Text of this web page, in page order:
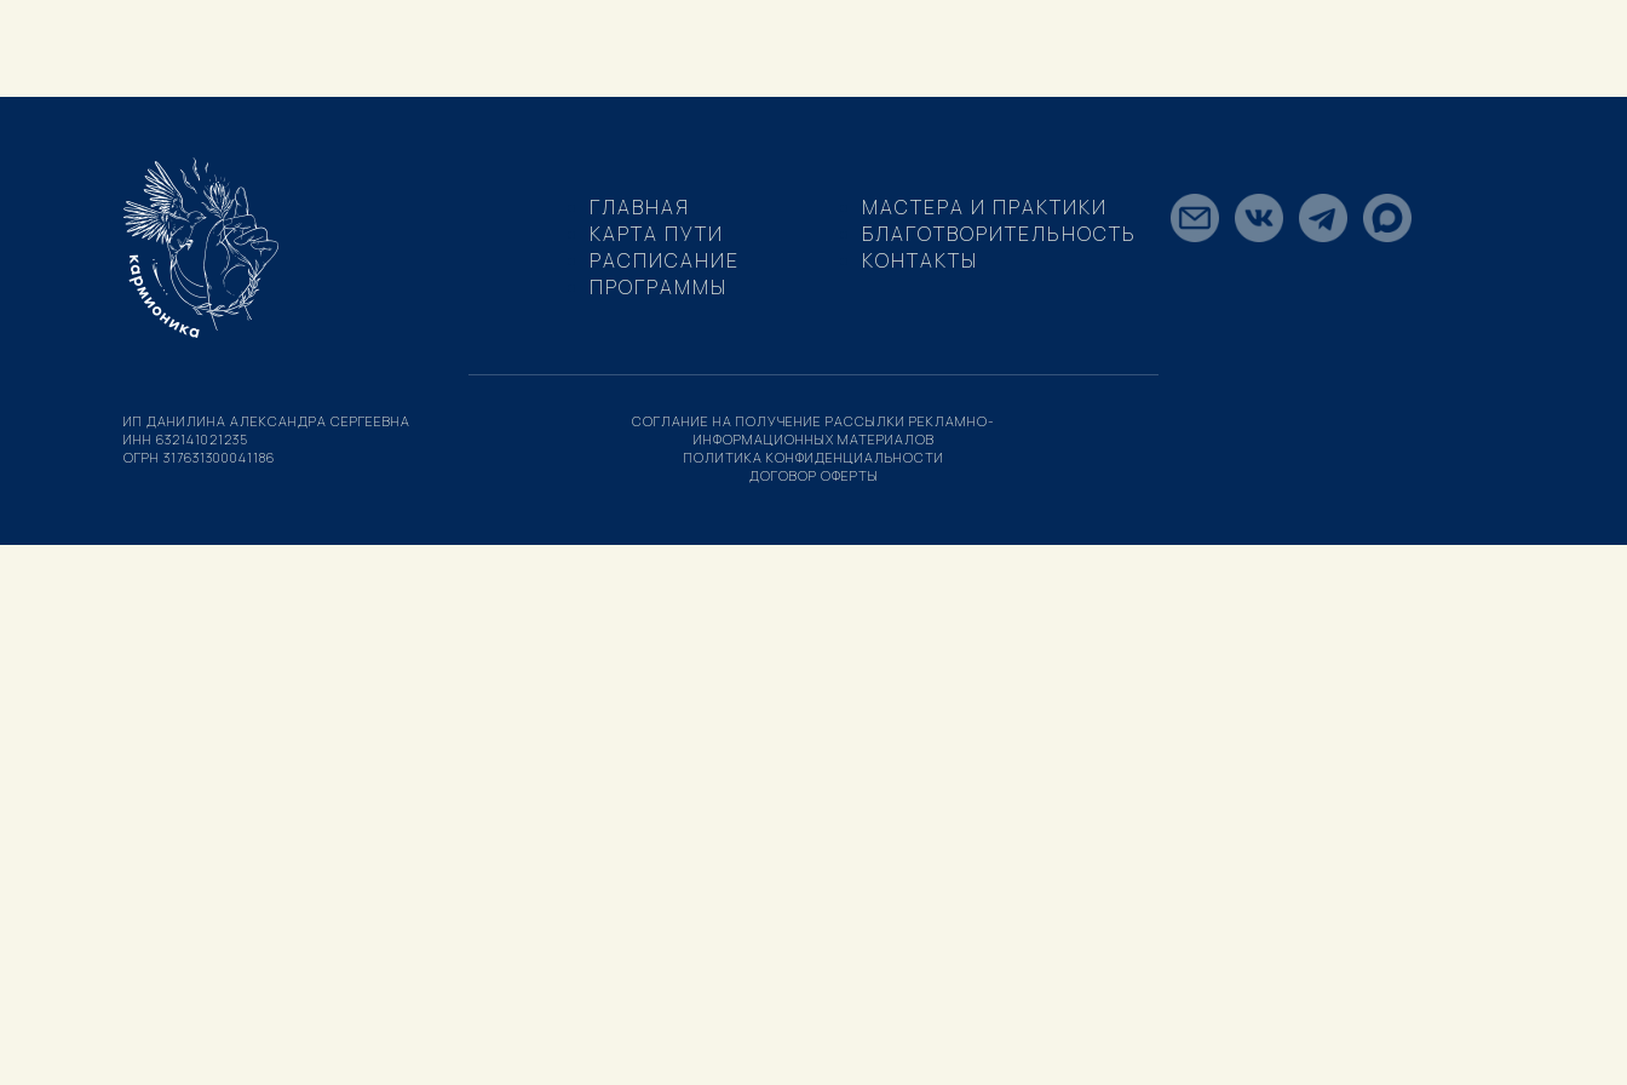
ГЛАВНАЯ
КАРТА ПУТИ
РАСПИСАНИЕ
ПРОГРАММЫ
МАСТЕРА И ПРАКТИКИ
БЛАГОТВОРИТЕЛЬНОСТЬ
КОНТАКТЫ
ИП ДАНИЛИНА АЛЕКСАНДРА СЕРГЕЕВНА
ИНН 632141021235
ОГРН 317631300041186
СОГЛАНИЕ НА ПОЛУЧЕНИЕ РАССЫЛКИ РЕКЛАМНО-
ИНФОРМАЦИОННЫХ МАТЕРИАЛОВ
ПОЛИТИКА КОНФИДЕНЦИАЛЬНОСТИ
ДОГОВОР ОФЕРТЫ